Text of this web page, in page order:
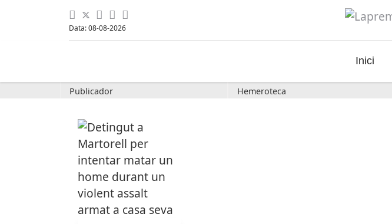
Data: 08-08-2026
Inici
Publicador Hemeroteca